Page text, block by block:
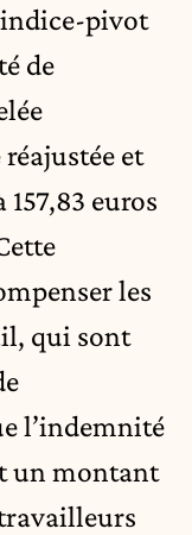
pivot
de
et
157,83 euros
les
qui sont
l’indemnité
un montant